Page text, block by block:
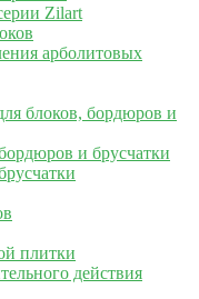
Zilart
арболитовых
блоков, бордюров и
и брусчатки
плитки
действия